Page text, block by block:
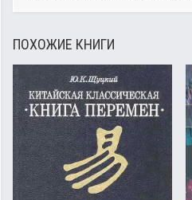
ПОХОЖИЕ КНИГИ